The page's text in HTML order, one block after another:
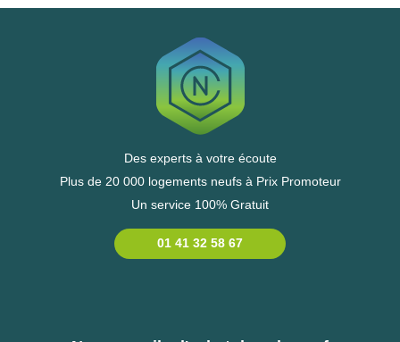
Des experts à votre écoute
Plus de 20 000 logements neufs à Prix Promoteur
Un service 100% Gratuit
01 41 32 58 67